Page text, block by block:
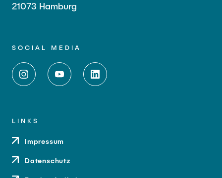
21073 Hamburg
SOCIAL MEDIA
LINKS
Impressum
Datenschutz